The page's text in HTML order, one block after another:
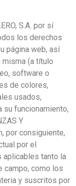
S.A. por sí
los derechos
página web, así
(a título
software o
de colores,
usados,
su funcionamiento,
Y
por consiguiente,
por el
aplicables tanto la
campo, como los
y suscritos por